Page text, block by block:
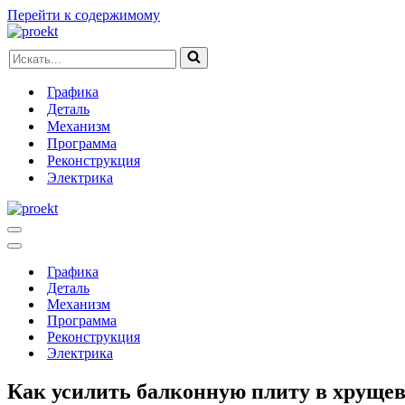
Перейти к содержимому
Искать...
Графика
Деталь
Механизм
Программа
Реконструкция
Электрика
Меню
навигации
Меню
навигацииГрафика
Деталь
Механизм
Программа
Реконструкция
Электрика
Как усилить балконную плиту в